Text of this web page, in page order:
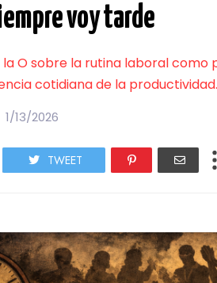
voy tarde
la O sobre la rutina laboral como
cotidiana de la productividad.
1/13/2026
TWEET